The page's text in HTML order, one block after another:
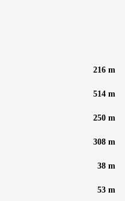
216 m
514 m
250 m
308 m
38 m
53 m